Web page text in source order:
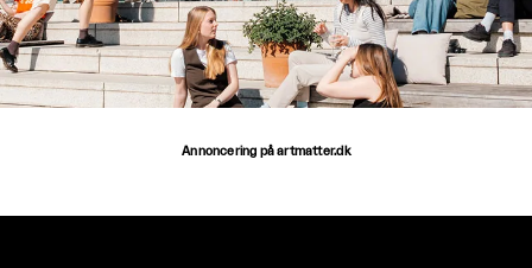
Annoncering på artmatter.dk